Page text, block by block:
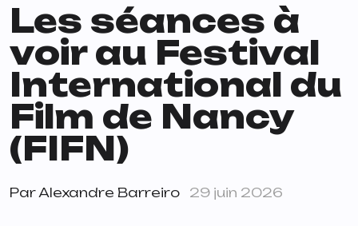
Les séances à
voir au Festival
International du
Film de Nancy
(FIFN)
ParAlexandre Barreiro 29 juin 2026